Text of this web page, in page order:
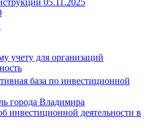
05.11.2025
учету для организаций
база по инвестиционной
города Владимира
инвестиционной деятельности в